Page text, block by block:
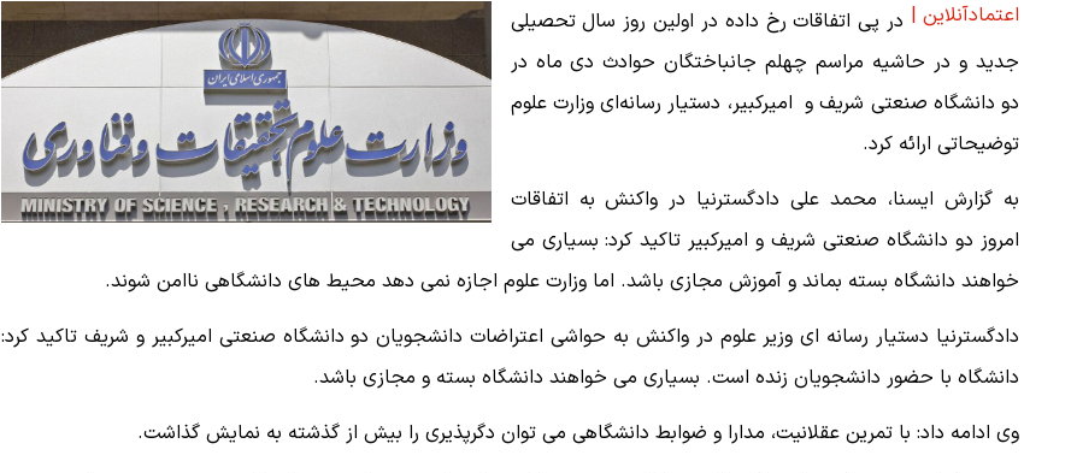
اعتمادآنلاین | در پی اتفاقات رخ داده در اولین روز سال تحصیلی
جدید و در حاشیه مراسم چهلم جانباختگان حوادث دی ماه در
دو دانشگاه صنعتی شریف و امیرکبیر، دستیار رسانه‌ای وزارت علوم
توضیحاتی ارائه کرد.
به گزارش ایسنا، محمد علی دادگسترنیا در واکنش به اتفاقات
امروز دو دانشگاه صنعتی شریف و امیرکبیر تاکید کرد: بسیاری می
خواهند دانشگاه بسته بماند و آموزش مجازی باشد. اما وزارت علوم اجازه نمی دهد محیط های دانشگاهی ناامن شوند.
دادگسترنیا دستیار رسانه ای وزیر علوم در واکنش به حواشی اعتراضات دانشجویان دو دانشگاه صنعتی امیرکبیر و شریف تاکید کرد:
دانشگاه با حضور دانشجویان زنده است. بسیاری می خواهند دانشگاه بسته و مجازی باشد.
وی ادامه داد: با تمرین عقلانیت، مدارا و ضوابط دانشگاهی می توان دگرپذیری را بیش از گذشته به نمایش گذاشت.